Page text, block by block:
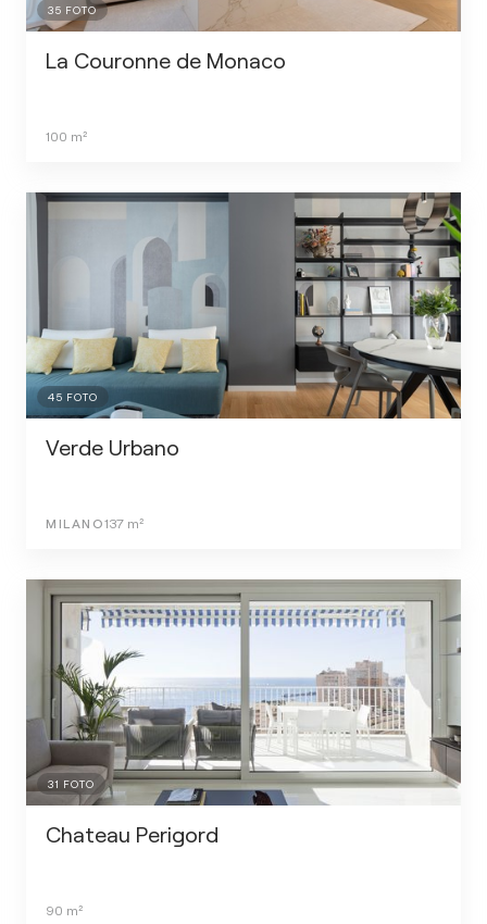
35 FOTO
La Couronne de Monaco
100 m²
45 FOTO
Verde Urbano
MILANO137 m²
31 FOTO
Chateau Perigord
90 m²